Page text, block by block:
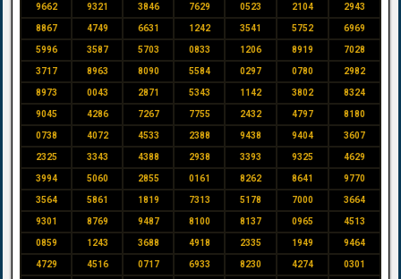
9662 9321 3846 7629 0523 2104 2943
8867 4749 6631 1242 3541 5752 6969
5996 3587 5703 0833 1206 8919 7028
3717 8963 8090 5584 0297 0780 2982
8973 0043 2871 5343 1142 3802 8324
9045 4286 7267 7755 2432 4797 8180
0738 4072 4533 2388 9438 9404 3607
2325 3343 4388 2938 3393 9325 4629
3994 5060 2855 0161 8262 8641 9770
3564 5861 1819 7313 5178 7000 3664
9301 8769 9487 8100 8137 0965 4513
0859 1243 3688 4918 2335 1949 9464
4729 4516 0717 6933 8230 4274 0301